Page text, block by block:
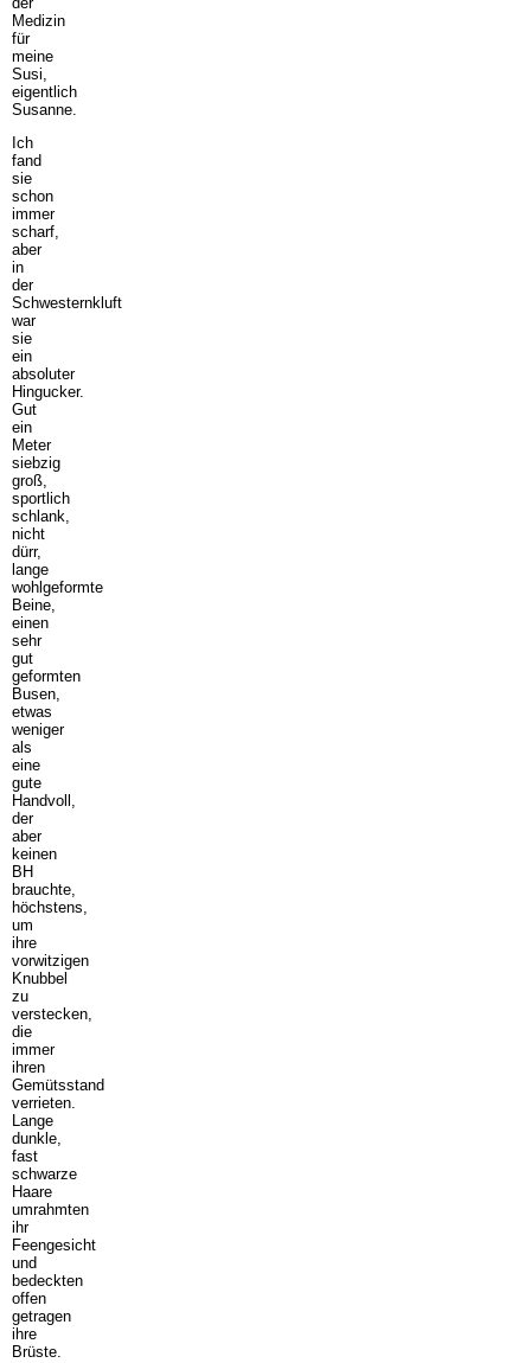
Medizin
für
meine
Susi,
eigentlich
Susanne.
Ich
fand
sie
schon
immer
scharf,
aber
in
der
Schwesternkluft
war
sie
ein
absoluter
Hingucker.
Gut
ein
Meter
siebzig
groß,
sportlich
schlank,
nicht
dürr,
lange
wohlgeformte
Beine,
einen
sehr
gut
geformten
Busen,
etwas
weniger
als
eine
gute
Handvoll,
der
aber
keinen
BH
brauchte,
höchstens,
um
ihre
vorwitzigen
Knubbel
zu
verstecken,
die
immer
ihren
Gemütsstand
verrieten.
Lange
dunkle,
fast
schwarze
Haare
umrahmten
ihr
Feengesicht
und
bedeckten
offen
getragen
ihre
Brüste.